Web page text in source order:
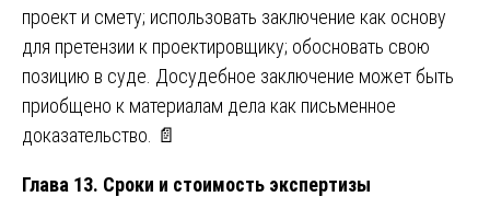
проект и смету; использовать заключение как основу
для претензии к проектировщику; обосновать свою
позицию в суде. Досудебное заключение может быть
приобщено к материалам дела как письменное
доказательство. 📄
Глава 13. Сроки и стоимость экспертизы